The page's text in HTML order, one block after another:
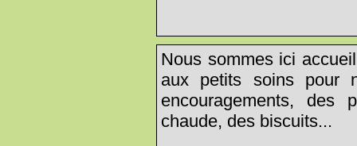
Nous sommes ici
aux petits soins pour
encouragements,
chaude, des biscuits...